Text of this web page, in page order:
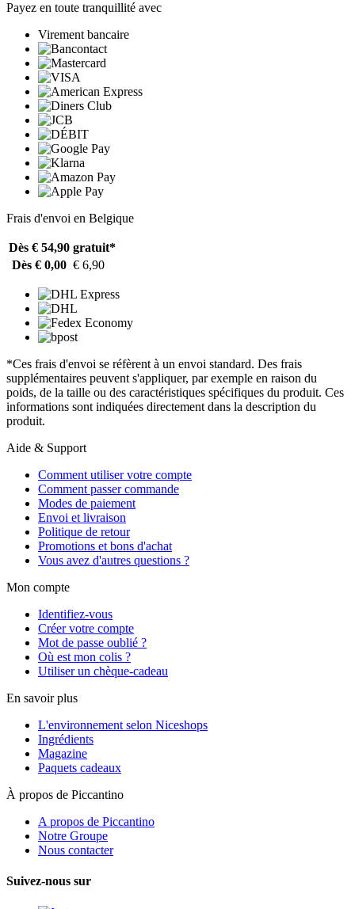
Payez en toute tranquillité avec
Virement bancaire
Frais d'envoi en Belgique
Dès € 54,90 gratuit*
Dès € 0,00 € 6,90
*Ces frais d'envoi se réfèrent à un envoi standard. Des frais
supplémentaires peuvent s'appliquer, par exemple en raison du
poids, de la taille ou des caractéristiques spécifiques du produit. Ces
informations sont indiquées directement dans la description du
produit.
Aide & Support
Comment utiliser votre compte
Comment passer commande
Modes de paiement
Envoi et livraison
Politique de retour
Promotions et bons d'achat
Vous avez d'autres questions ?
Mon compte
Identifiez-vous
Créer votre compte
Mot de passe oublié ?
Où est mon colis ?
Utiliser un chèque-cadeau
En savoir plus
L'environnement selon Niceshops
Ingrédients
Magazine
Paquets cadeaux
À propos de Piccantino
A propos de Piccantino
Notre Groupe
Nous contacter
Suivez-nous sur